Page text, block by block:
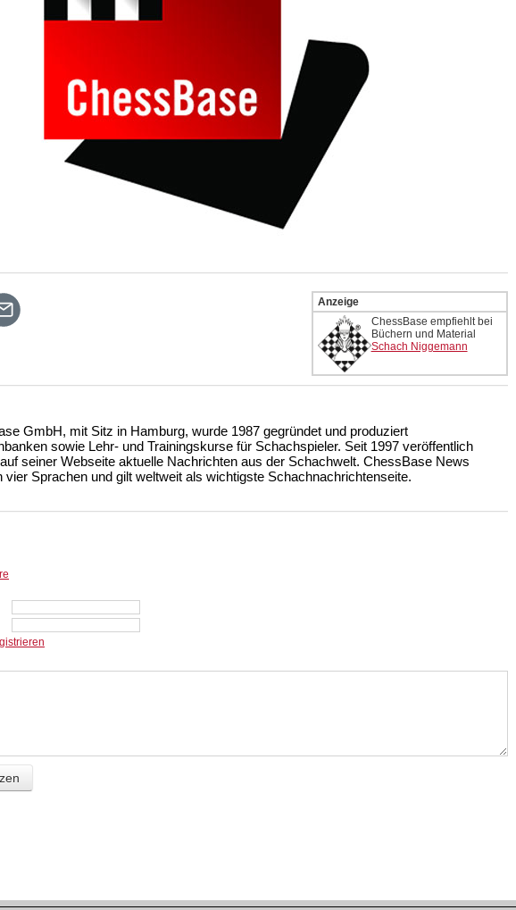
Anzeige
ChessBase empfiehlt bei
Büchern und Material
Schach Niggemann
GmbH, mit Sitz in Hamburg, wurde 1987 gegründet und produziert
sowie Lehr- und Trainingskurse für Schachspieler. Seit 1997 veröffentlich
seiner Webseite aktuelle Nachrichten aus der Schachwelt. ChessBase News
Sprachen und gilt weltweit als wichtigste Schachnachrichtenseite.